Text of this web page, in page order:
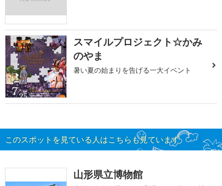
スマイルプロジェクト☆かみ
のやま
暑い夏の始まりを告げる一大イベント
このスポットを見ている人はこちらも見ています
山形県立博物館